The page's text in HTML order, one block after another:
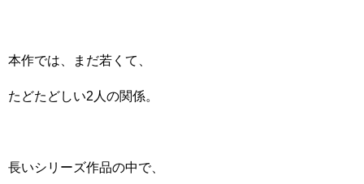
本作では、まだ若くて、
たどたどしい2人の関係。
長いシリーズ作品の中で、